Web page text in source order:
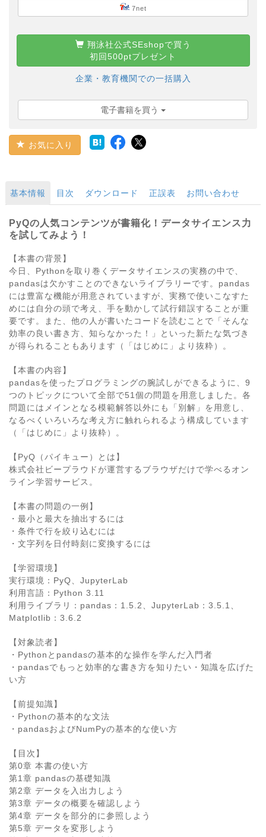
7net
翔泳社公式SEshopで買う
初回500ptプレゼント
企業・教育機関での一括購入
電子書籍を買う
お気に入り
基本情報 目次 ダウンロード 正誤表 お問い合わせ
PyQの人気コンテンツが書籍化！データサイエンス力
を試してみよう！
【本書の背景】
今日、Pythonを取り巻くデータサイエンスの実務の中で、
pandasは欠かすことのできないライブラリーです。pandas
には豊富な機能が用意されていますが、実務で使いこなすた
めには自分の頭で考え、手を動かして試行錯誤することが重
要です。また、他の人が書いたコードを読むことで「そんな
効率の良い書き方、知らなかった！」といった新たな気づき
が得られることもあります（「はじめに」より抜粋）。
【本書の内容】
pandasを使ったプログラミングの腕試しができるように、9
つのトピックについて全部で51個の問題を用意しました。各
問題にはメインとなる模範解答以外にも「別解」を用意し、
なるべくいろいろな考え方に触れられるよう構成しています
（「はじめに」より抜粋）。
【PyQ（パイキュー）とは】
株式会社ビープラウドが運営するブラウザだけで学べるオン
ライン学習サービス。
【本書の問題の一例】
・最小と最大を抽出するには
・条件で行を絞り込むには
・文字列を日付時刻に変換するには
【学習環境】
実行環境：PyQ、JupyterLab
利用言語：Python 3.11
利用ライブラリ：pandas：1.5.2、JupyterLab：3.5.1、
Matplotlib：3.6.2
【対象読者】
・Pythonとpandasの基本的な操作を学んだ入門者
・pandasでもっと効率的な書き方を知りたい・知識を広げた
い方
【前提知識】
・Pythonの基本的な文法
・pandasおよびNumPyの基本的な使い方
【目次】
第0章 本書の使い方
第1章 pandasの基礎知識
第2章 データを入出力しよう
第3章 データの概要を確認しよう
第4章 データを部分的に参照しよう
第5章 データを変形しよう